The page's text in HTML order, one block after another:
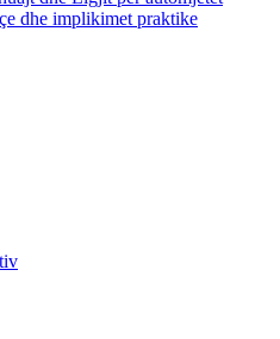
dhe implikimet praktike